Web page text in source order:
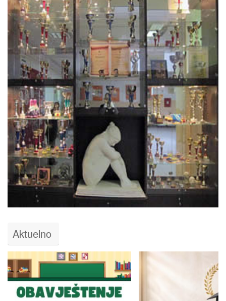
Aktuelno